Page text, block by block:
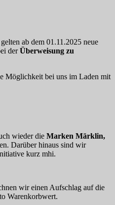
gelten ab dem 01.11.2025 neue
derÜberweisung zu
Möglichkeit bei uns im Laden mit
wieder die Marken Märklin,
Darüber hinaus sind wir
kurz mhi.
wir einen Aufschlag auf die
Warenkorbwert.